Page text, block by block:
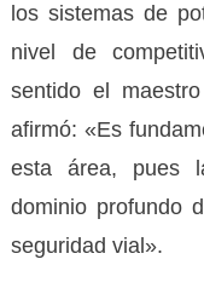
los sistemas de
nivel de
sentido el
afirmó: «Es
esta área, pues
dominio profundo
seguridad vial».